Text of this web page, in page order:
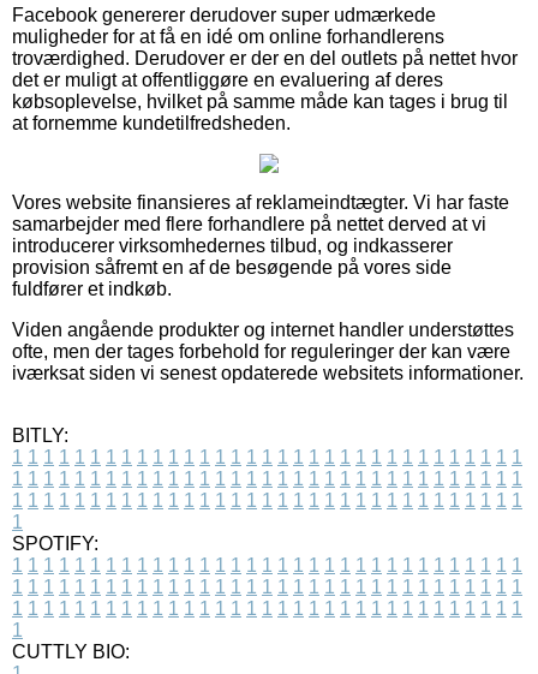
Facebook genererer derudover super udmærkede
muligheder for at få en idé om online forhandlerens
troværdighed. Derudover er der en del outlets på nettet hvor
det er muligt at offentliggøre en evaluering af deres
købsoplevelse, hvilket på samme måde kan tages i brug til
at fornemme kundetilfredsheden.
Vores website finansieres af reklameindtægter. Vi har faste
samarbejder med flere forhandlere på nettet derved at vi
introducerer virksomhedernes tilbud, og indkasserer
provision såfremt en af de besøgende på vores side
fuldfører et indkøb.
Viden angående produkter og internet handler understøttes
ofte, men der tages forbehold for reguleringer der kan være
iværksat siden vi senest opdaterede websitets informationer.
BITLY:
1 1 1 1 1 1 1 1 1 1 1 1 1 1 1 1 1 1 1 1 1 1 1 1 1 1 1 1 1 1 1 1 1
1 1 1 1 1 1 1 1 1 1 1 1 1 1 1 1 1 1 1 1 1 1 1 1 1 1 1 1 1 1 1 1 1
1 1 1 1 1 1 1 1 1 1 1 1 1 1 1 1 1 1 1 1 1 1 1 1 1 1 1 1 1 1 1 1 1
1
SPOTIFY:
1 1 1 1 1 1 1 1 1 1 1 1 1 1 1 1 1 1 1 1 1 1 1 1 1 1 1 1 1 1 1 1 1
1 1 1 1 1 1 1 1 1 1 1 1 1 1 1 1 1 1 1 1 1 1 1 1 1 1 1 1 1 1 1 1 1
1 1 1 1 1 1 1 1 1 1 1 1 1 1 1 1 1 1 1 1 1 1 1 1 1 1 1 1 1 1 1 1 1
1
CUTTLY BIO: